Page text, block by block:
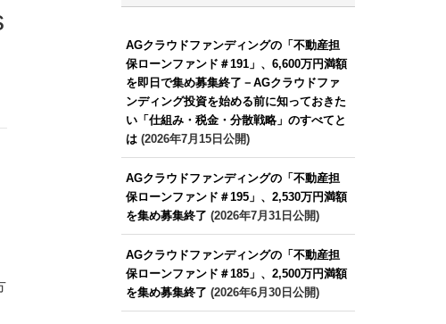
AGクラウドファンディングの「不動産担
保ローンファンド＃191」、6,600万円満額
を即日で集め募集終了－AGクラウドファ
ンディング投資を始める前に知っておきた
い「仕組み・税金・分散戦略」のすべてと
は(2026年7月15日公開)
AGクラウドファンディングの「不動産担
保ローンファンド＃195」、2,530万円満額
を集め募集終了 (2026年7月31日公開)
AGクラウドファンディングの「不動産担
保ローンファンド＃185」、2,500万円満額
を集め募集終了 (2026年6月30日公開)